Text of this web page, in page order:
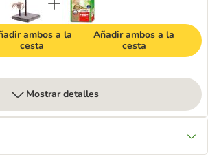
ambos a la
cesta
Añadir ambos a la
cesta
Mostrar detalles